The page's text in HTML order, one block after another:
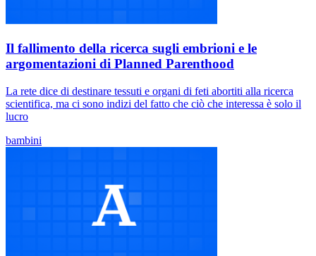
Il fallimento della ricerca sugli embrioni e le
argomentazioni di Planned Parenthood
La rete dice di destinare tessuti e organi di feti abortiti alla ricerca
scientifica, ma ci sono indizi del fatto che ciò che interessa è solo il
lucro
bambini